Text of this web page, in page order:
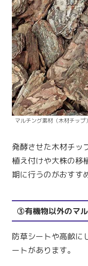
マルチング素材（木材チップ）
発酵させた木材チッ
植え付けや大株の移
期に行うのがおすす
③有機物以外のマ
防草シートや高畝に
ートがあります。